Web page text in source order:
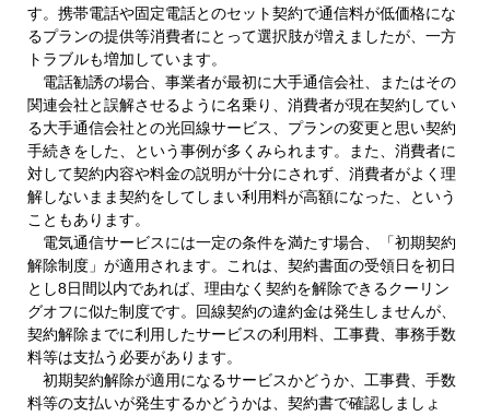
す。携帯電話や固定電話とのセット契約で通信料が低価格にな
るプランの提供等消費者にとって選択肢が増えましたが、一方
トラブルも増加しています。
電話勧誘の場合、事業者が最初に大手通信会社、またはその
関連会社と誤解させるように名乗り、消費者が現在契約してい
る大手通信会社との光回線サービス、プランの変更と思い契約
手続きをした、という事例が多くみられます。また、消費者に
対して契約内容や料金の説明が十分にされず、消費者がよく理
解しないまま契約をしてしまい利用料が高額になった、という
こともあります。
電気通信サービスには一定の条件を満たす場合、「初期契約
解除制度」が適用されます。これは、契約書面の受領日を初日
とし8日間以内であれば、理由なく契約を解除できるクーリン
グオフに似た制度です。回線契約の違約金は発生しませんが、
契約解除までに利用したサービスの利用料、工事費、事務手数
料等は支払う必要があります。
初期契約解除が適用になるサービスかどうか、工事費、手数
料等の支払いが発生するかどうかは、契約書で確認しましょ